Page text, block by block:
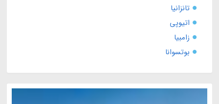
تانزانیا
اتیوپی
زامبیا
بوتسوانا